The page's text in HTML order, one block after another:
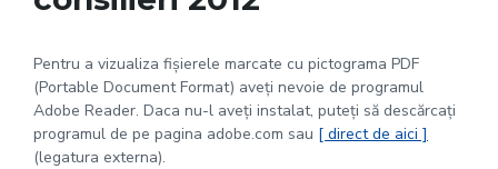
Pentru a vizualiza fișierele marcate cu pictograma PDF
(Portable Document Format) aveți nevoie de programul
Adobe Reader. Daca nu-l aveți instalat, puteți să descărcați
programul de pe pagina adobe.com sau [ direct de aici ]
(legatura externa).